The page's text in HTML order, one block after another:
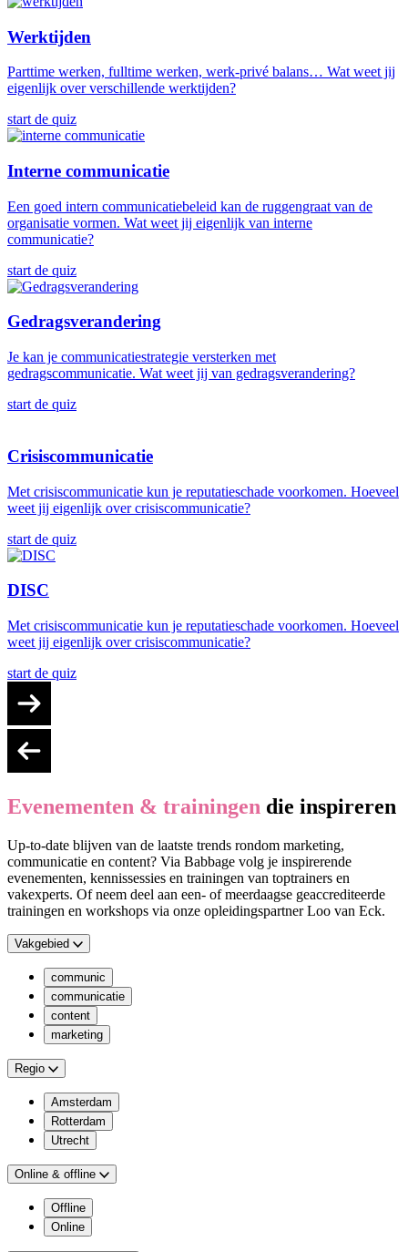
Werktijden
Parttime werken, fulltime werken, werk-privé balans… Wat weet jij
eigenlijk over verschillende werktijden?
start de quiz
Interne communicatie
Een goed intern communicatiebeleid kan de ruggengraat van de
organisatie vormen. Wat weet jij eigenlijk van interne
communicatie?
start de quiz
Gedragsverandering
Je kan je communicatiestrategie versterken met
gedragscommunicatie. Wat weet jij van gedragsverandering?
start de quiz
Crisiscommunicatie
Met crisiscommunicatie kun je reputatieschade voorkomen. Hoeveel
weet jij eigenlijk over crisiscommunicatie?
start de quiz
DISC
Met crisiscommunicatie kun je reputatieschade voorkomen. Hoeveel
weet jij eigenlijk over crisiscommunicatie?
start de quiz
Evenementen & trainingen die inspireren
Up-to-date blijven van de laatste trends rondom marketing,
communicatie en content? Via Babbage volg je inspirerende
evenementen, kennissessies en trainingen van toptrainers en
vakexperts. Of neem deel aan een- of meerdaagse geaccrediteerde
trainingen en workshops via onze opleidingspartner Loo van Eck.
Vakgebied
communic
communicatie
content
marketing
Regio
Amsterdam
Rotterdam
Utrecht
Online & offline
Offline
Online